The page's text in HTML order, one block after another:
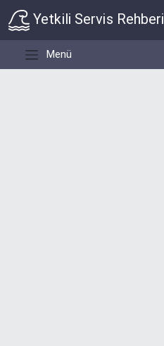
Yetkili Servis Rehberi
Menü